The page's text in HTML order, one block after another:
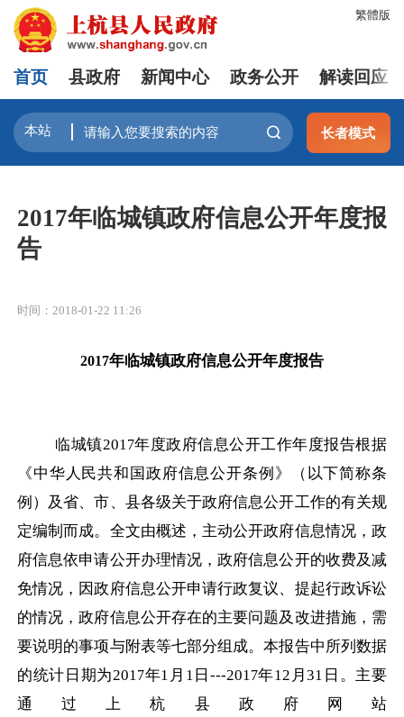
繁體版
首页 县政府 新闻中心 政务公开 解读回应
长者模式
2017年临城镇政府信息公开年度报
告
时间：2018-01-22 11:26
2017年临城镇政府信息公开年度报告
临城镇201 7年度政府信息公开工作年度报告根据
《中华人民共和国政府信息公开条例》（以下简称条
例）及省、市、县各级关于政府信息公开工作的有关规
定编制而成。全文由概述，主动公开政府信息情况，政
府信息依申请公开办理情况，政府信息公开的收费及减
免情况，因政府信息公开申请行政复议、提起行政诉讼
的情况，政府信息公开存在的主要问题及改进措施，需
要说明的事项与附表等七部分组成。本报告中所列数据
的统计日期为201 7年1月1日---201 7年12月31日。主要
通过上杭县政府网站